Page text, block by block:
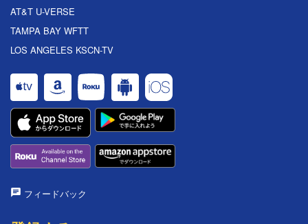
AT&T U-VERSE
TAMPA BAY WFTT
LOS ANGELES KSCN-TV
フィードバック